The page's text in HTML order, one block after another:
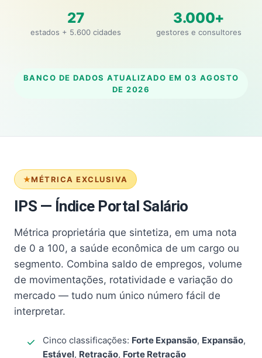
27
estados + 5.600 cidades
3.000+
gestores e consultores
BANCO DE DADOS ATUALIZADO EM 03 AGOSTO
DE 2026
MÉTRICA EXCLUSIVA
IPS — Índice Portal Salário
Métrica proprietária que sintetiza, em uma nota
de 0 a 100, a saúde econômica de um cargo ou
segmento. Combina saldo de empregos, volume
de movimentações, rotatividade e variação do
mercado — tudo num único número fácil de
interpretar.
Cinco classificações: Forte Expansão, Expansão,
Estável, Retração, Forte Retração